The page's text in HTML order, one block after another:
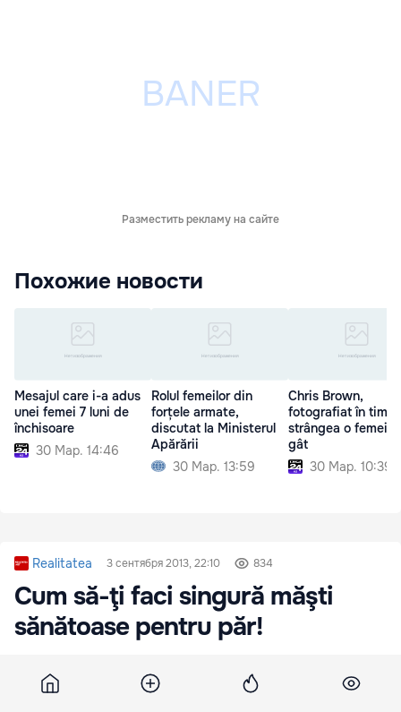
Разместить рекламу на сайте
Похожие новости
Mesajul care i-a adus
unei femei 7 luni de
închisoare
30 Мар. 14:46
Rolul femeilor din
forțele armate,
discutat la Ministerul
Apărării
30 Мар. 13:59
Chris Brown,
fotografiat în timp
strângea o femeie
gât
30 Мар. 10:39
Realitatea 3 сентября 2013, 22:10 834
Cum să-ţi faci singură măşti
sănătoase pentru păr!
pentru par!